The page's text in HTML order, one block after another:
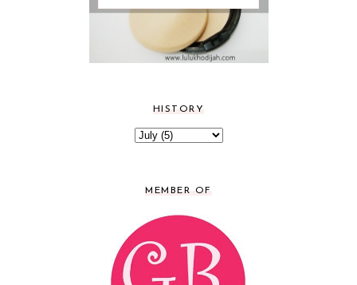
HISTORY
MEMBER OF